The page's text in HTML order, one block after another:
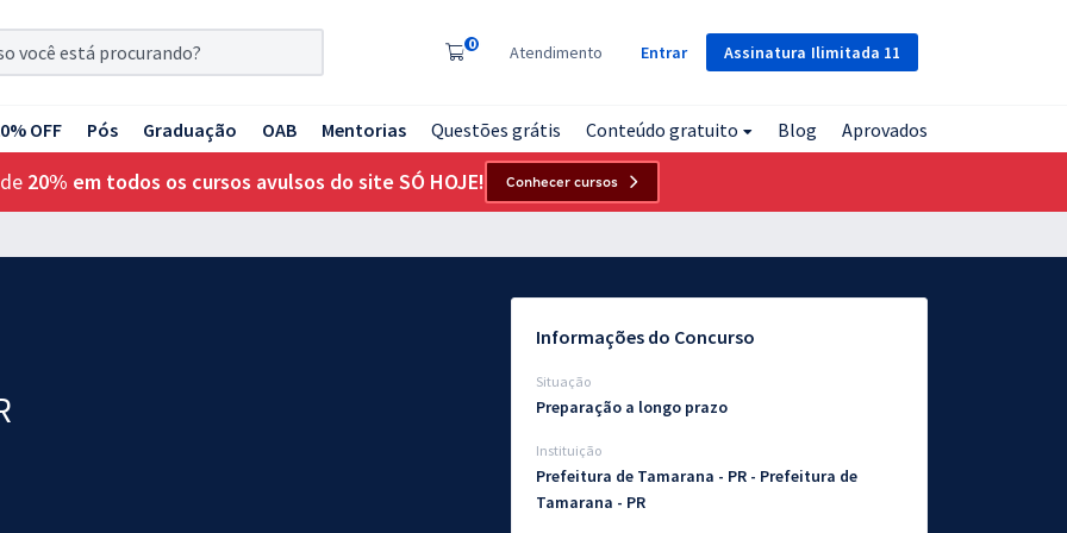
Assinatura Ilimitada 11
0 Atendimento Entrar
OFF Pós Graduação OAB Mentorias Questões grátis Conteúdo gratuito Blog Aprovados
20% em todos os cursos avulsos do site SÓ HOJE! Conhecer cursos
Informações do Concurso
Situação
Preparação a longo prazo
Instituição
Prefeitura de Tamarana - PR - Prefeitura de
Tamarana - PR